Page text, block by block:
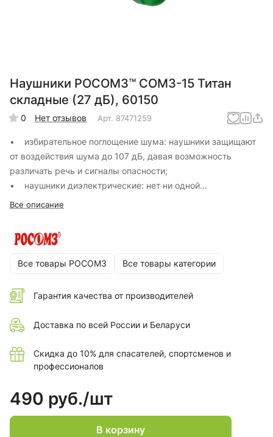
Наушники РОСОМЗ™ СОМЗ-15 Титан
складные (27 дБ), 60150
0 Нет отзывов Арт. 87471259
• избирательное поглощение шума: наушники защищают
от воздействия шума до 107 дБ, давая возможность
различать речь и сигналы опасности;
• наушники диэлектрические: нет ни одной
металлической детали;
вспененного полиуретана обеспечивают хорошее
поглощение шума, легко достаются из чашек для чистки;
Все описание
Все товары РОСОМЗ Все товары категории
Гарантия качества от производителей
Доставка по всей России и Беларуси
Скидка до 10% для спасателей, спортсменов и
профессионалов
490 руб./шт
В корзину